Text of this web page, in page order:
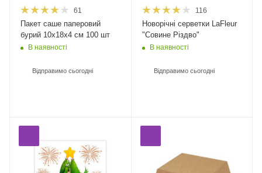
61
Пакет саше паперовий
бурий 10х18х4 см 100 шт
В наявності
Відправимо сьогодні
116
Новорічні серветки LaFleur
"Совине Різдво"
В наявності
Відправимо сьогодні